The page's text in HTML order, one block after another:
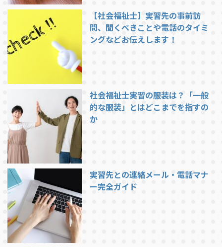
【社会福祉士】実習先の事前訪
問、聞くべきことや電話のタイミ
ングなどお伝えします！
社会福祉士実習の服装は？「一般
的な服装」とはどこまでを指すの
か
実習先との連絡メール・電話マナ
ー完全ガイド